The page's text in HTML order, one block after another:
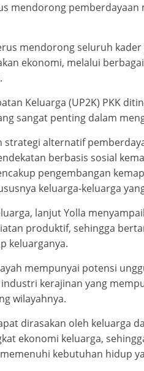
mendorong
mendorong seluruh
ekonomi, melalui
Keluarga (UP2K) PKK
sangat penting dalam
strategi alternatif
berbasis sosial
pengembangan
keluarga-keluarga
lanjut Yolla
produktif, sehingga
keluarganya.
mempunyai potensi
kerajinan yang
wilayahnya.
dirasakan oleh keluarga
ekonomi keluarga,
kebutuhan hidup